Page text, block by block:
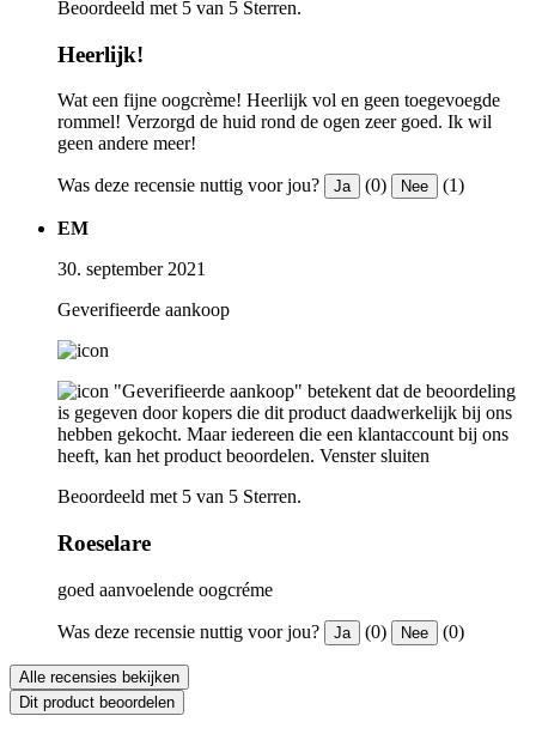
Beoordeeld met 5 van 5 Sterren.
Heerlijk!
Wat een fijne oogcrème! Heerlijk vol en geen toegevoegde
rommel! Verzorgd de huid rond de ogen zeer goed. Ik wil
geen andere meer!
Was deze recensie nuttig voor jou? Ja (0) Nee (1)
EM
30. september 2021
Geverifieerde aankoop
"Geverifieerde aankoop" betekent dat de beoordeling
is gegeven door kopers die dit product daadwerkelijk bij ons
hebben gekocht. Maar iedereen die een klantaccount bij ons
heeft, kan het product beoordelen. Venster sluiten
Beoordeeld met 5 van 5 Sterren.
Roeselare
goed aanvoelende oogcréme
Was deze recensie nuttig voor jou? Ja (0) Nee (0)
Alle recensies bekijken
Dit product beoordelen